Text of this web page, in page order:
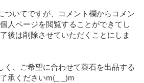
ついてですが、コメント欄からコメン
人ページを閲覧することができてし
後は削除させていただくことにしま
く、ご希望に合わせて薬石を出品する
承くださいm(_ _)m